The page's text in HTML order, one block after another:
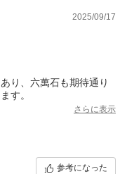
2025/09/17
り、六萬石も期待通り
す。
さらに表示
参考になった